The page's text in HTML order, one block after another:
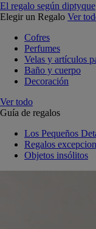
El regalo según diptyque
Elegir un Regalo Ver
Cofres
Perfumes
Velas y artículos
Baño y cuerpo
Decoración
Ver todo
Guía de regalos
Los Pequeños
Regalos
Objetos insólitos